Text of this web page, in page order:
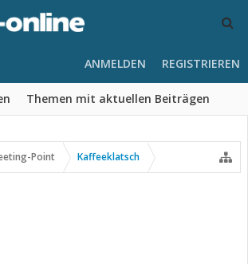
Themen mit aktuellen Beiträgen
ANMELDEN REGISTRIEREN
Point Kaffeeklatsch